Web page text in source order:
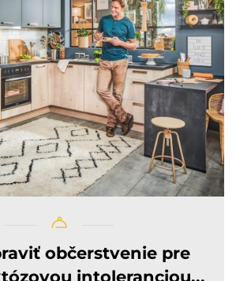
občerstvenie pre
intoleranciou...